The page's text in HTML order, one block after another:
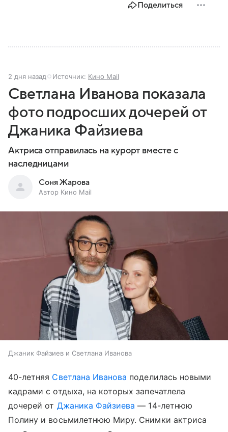
Поделиться
2 дня назад Источник: Кино Mail
Светлана Иванова показала
фото подросших дочерей от
Джаника Файзиева
Актриса отправилась на курорт вместе с
наследницами
Соня Жарова
Автор Кино Mail
Джаник Файзиев и Светлана Иванова
40-летняя Светлана Иванова поделилась новыми
кадрами с отдыха, на которых запечатлела
дочерей от Джаника Файзиева — 14-летнюю
Полину и восьмилетнюю Миру. Снимки актриса